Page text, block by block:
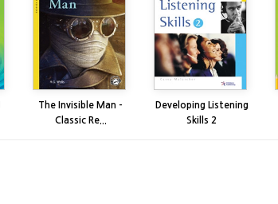
The Invisible Man -
Classic Re...
Developing Listening
Skills 2